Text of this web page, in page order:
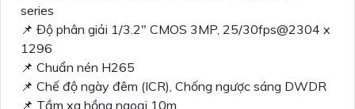
series
📌 Độ phân giải 1/3.2″ CMOS 3MP, 25/30fps@2304 x
1296
📌 Chuẩn nén H265
📌 Chế độ ngày đêm (ICR), Chống ngược sáng DWDR
📌 Tầm xa hồng ngoại 10m